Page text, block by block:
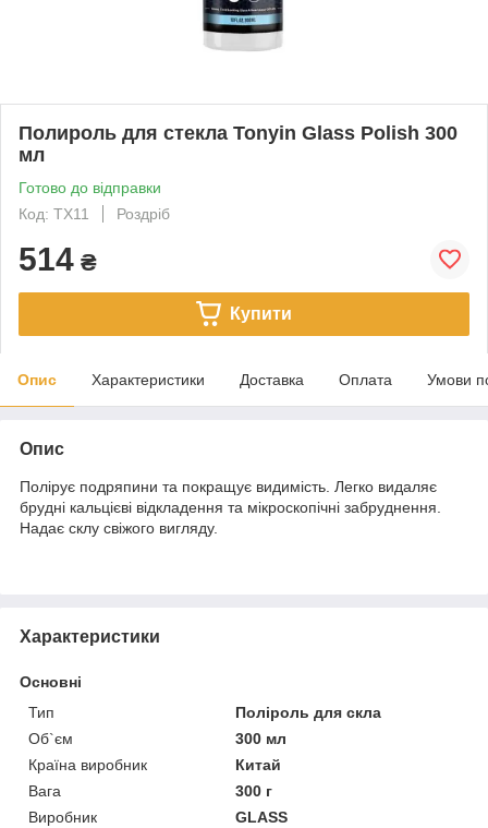
Полироль для стекла Tonyin Glass Polish 300
мл
Готово до відправки
Код: TX11
Роздріб
514 ₴
Купити
Опис Характеристики Доставка Оплата Умови
Опис
Полірує подряпини та покращує видимість. Легко видаляє
брудні кальцієві відкладення та мікроскопічні забруднення.
Надає склу свіжого вигляду.
Характеристики
Основні
Тип
Поліроль для скла
Об`єм
300 мл
Країна виробник
Китай
Вага
300 г
Виробник
GLASS